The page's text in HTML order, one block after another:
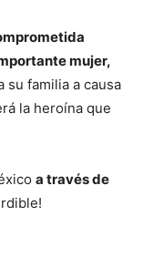
mujer,
su familia a causa
la heroína que
a través de